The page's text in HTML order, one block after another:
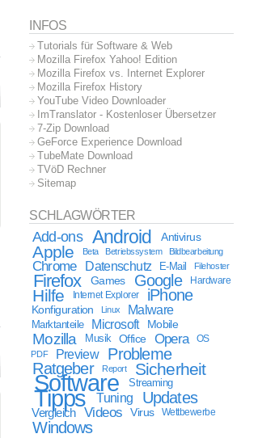
INFOS
Tutorials für Software & Web
Mozilla Firefox Yahoo! Edition
Mozilla Firefox vs. Internet Explorer
Mozilla Firefox History
YouTube Video Downloader
ImTranslator - Kostenloser Übersetzer
7-Zip Download
GeForce Experience Download
TubeMate Download
TVöD Rechner
Sitemap
SCHLAGWÖRTER
Add-ons Android Antivirus
Apple Beta Betriebssystem Bildbearbeitung
Chrome Datenschutz E-Mail Filehoster
Firefox Games Google Hardware
Hilfe Internet Explorer iPhone
Konfiguration Linux Malware
Marktanteile Microsoft Mobile
Mozilla Musik Office Opera
OS
PDF
Preview
Probleme
Ratgeber
Report Sicherheit
Software Streaming
Tipps Tuning Updates
Vergleich Videos Virus Wettbewerbe
Windows